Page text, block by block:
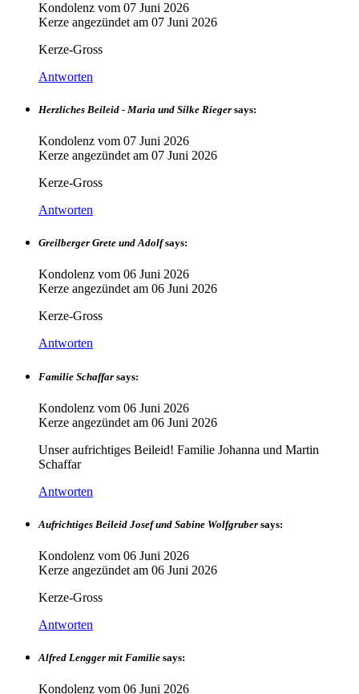
Kondolenz vom 07 Juni 2026
Kerze angezündet am 07 Juni 2026
Kerze-Gross
Antworten
Herzliches Beileid - Maria und Silke Rieger says:
Kondolenz vom 07 Juni 2026
Kerze angezündet am 07 Juni 2026
Kerze-Gross
Antworten
Greilberger Grete und Adolf says:
Kondolenz vom 06 Juni 2026
Kerze angezündet am 06 Juni 2026
Kerze-Gross
Antworten
Familie Schaffar says:
Kondolenz vom 06 Juni 2026
Kerze angezündet am 06 Juni 2026
Unser aufrichtiges Beileid! Familie Johanna und Martin
Schaffar
Antworten
Aufrichtiges Beileid Josef und Sabine Wolfgruber says:
Kondolenz vom 06 Juni 2026
Kerze angezündet am 06 Juni 2026
Kerze-Gross
Antworten
Alfred Lengger mit Familie says:
Kondolenz vom 06 Juni 2026